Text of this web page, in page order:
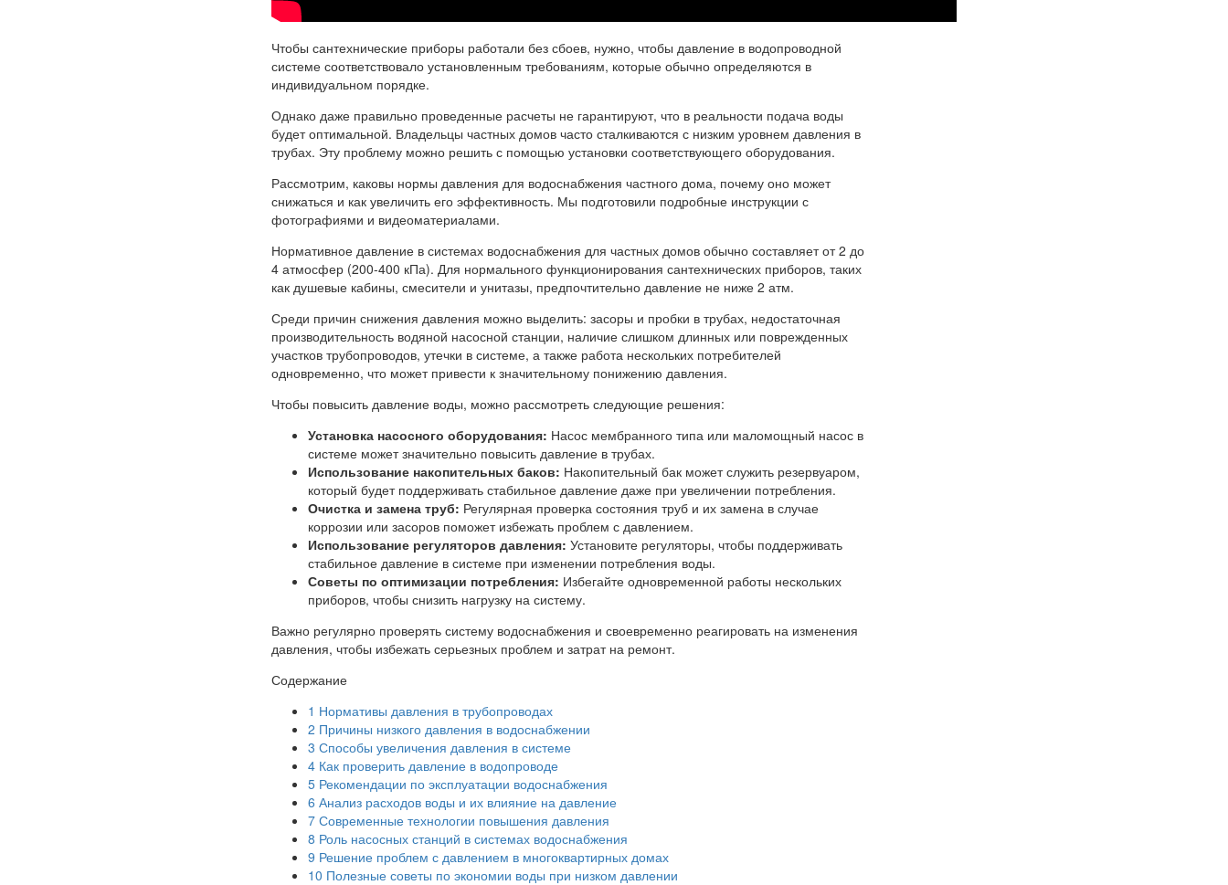
Чтобы сантехнические приборы работали без сбоев, нужно, чтобы давление в водопроводной
системе соответствовало установленным требованиям, которые обычно определяются в
индивидуальном порядке.
Однако даже правильно проведенные расчеты не гарантируют, что в реальности подача воды
будет оптимальной. Владельцы частных домов часто сталкиваются с низким уровнем давления в
трубах. Эту проблему можно решить с помощью установки соответствующего оборудования.
Рассмотрим, каковы нормы давления для водоснабжения частного дома, почему оно может
снижаться и как увеличить его эффективность. Мы подготовили подробные инструкции с
фотографиями и видеоматериалами.
Нормативное давление в системах водоснабжения для частных домов обычно составляет от 2 до
4 атмосфер (200-400 кПа). Для нормального функционирования сантехнических приборов, таких
как душевые кабины, смесители и унитазы, предпочтительно давление не ниже 2 атм.
Среди причин снижения давления можно выделить: засоры и пробки в трубах, недостаточная
производительность водяной насосной станции, наличие слишком длинных или поврежденных
участков трубопроводов, утечки в системе, а также работа нескольких потребителей
одновременно, что может привести к значительному понижению давления.
Чтобы повысить давление воды, можно рассмотреть следующие решения:
Установка насосного оборудования: Насос мембранного типа или маломощный насос в
системе может значительно повысить давление в трубах.
Использование накопительных баков: Накопительный бак может служить резервуаром,
который будет поддерживать стабильное давление даже при увеличении потребления.
Очистка и замена труб: Регулярная проверка состояния труб и их замена в случае
коррозии или засоров поможет избежать проблем с давлением.
Использование регуляторов давления: Установите регуляторы, чтобы поддерживать
стабильное давление в системе при изменении потребления воды.
Советы по оптимизации потребления: Избегайте одновременной работы нескольких
приборов, чтобы снизить нагрузку на систему.
Важно регулярно проверять систему водоснабжения и своевременно реагировать на изменения
давления, чтобы избежать серьезных проблем и затрат на ремонт.
Содержание
1 Нормативы давления в трубопроводах
2 Причины низкого давления в водоснабжении
3 Способы увеличения давления в системе
4 Как проверить давление в водопроводе
5 Рекомендации по эксплуатации водоснабжения
6 Анализ расходов воды и их влияние на давление
7 Современные технологии повышения давления
8 Роль насосных станций в системах водоснабжения
9 Решение проблем с давлением в многоквартирных домах
10 Полезные советы по экономии воды при низком давлении